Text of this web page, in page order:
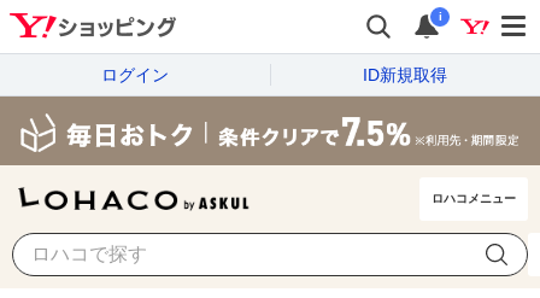
i
ログイン ID新規取得
ロハコメニュー